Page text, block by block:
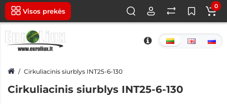
Visos prekės
0
Cirkuliacinis siurblys INT25-6-130
Cirkuliacinis siurblys INT25-6-130